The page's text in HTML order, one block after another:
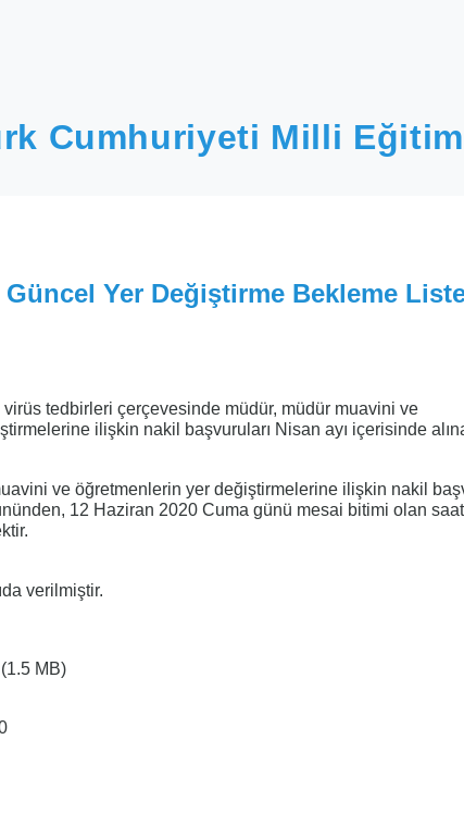
Cumhuriyeti Milli Eğitim
Yer Değiştirme Bekleme
virüs tedbirleri çerçevesinde müdür, müdür muavini ve
ilişkin nakil başvuruları Nisan ayı içerisinde
ve öğretmenlerin yer değiştirmelerine ilişkin nakil
12 Haziran 2020 Cuma günü mesai bitimi olan saat
verilmiştir.
(1.5 MB)